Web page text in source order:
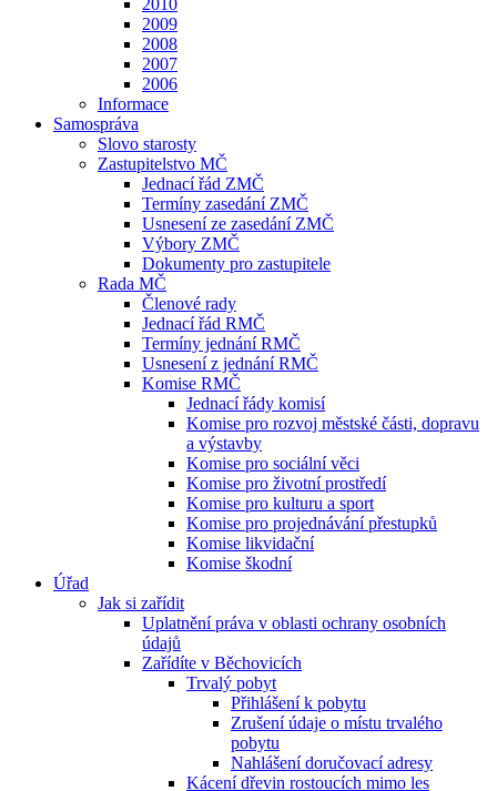
2010
2009
2008
2007
2006
Informace
Samospráva
Slovo starosty
Zastupitelstvo MČ
Jednací řád ZMČ
Termíny zasedání ZMČ
Usnesení ze zasedání ZMČ
Výbory ZMČ
Dokumenty pro zastupitele
Rada MČ
Členové rady
Jednací řád RMČ
Termíny jednání RMČ
Usnesení z jednání RMČ
Komise RMČ
Jednací řády komisí
Komise pro rozvoj městské části, dopravu
a výstavby
Komise pro sociální věci
Komise pro životní prostředí
Komise pro kulturu a sport
Komise pro projednávání přestupků
Komise likvidační
Komise škodní
Úřad
Jak si zařídit
Uplatnění práva v oblasti ochrany osobních
údajů
Zařídíte v Běchovicích
Trvalý pobyt
Přihlášení k pobytu
Zrušení údaje o místu trvalého
pobytu
Nahlášení doručovací adresy
Kácení dřevin rostoucích mimo les